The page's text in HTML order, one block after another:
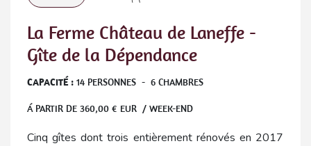
La Ferme Château de Laneffe -
Gîte de la Dépendance
CAPACITÉ : 14 PERSONNES - 6 CHAMBRES
Á PARTIR DE 360,00 € EUR / WEEK-END
Cinq gîtes dont trois entièrement rénovés en 2017